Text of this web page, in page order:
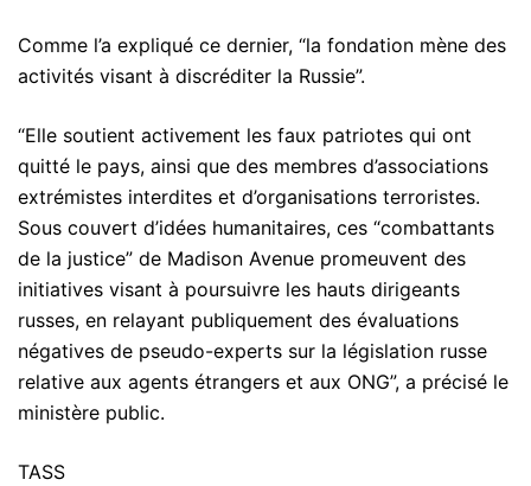
Comme l’a expliqué ce dernier, “la fondation mène des
activités visant à discréditer la Russie”.
“Elle soutient activement les faux patriotes qui ont
quitté le pays, ainsi que des membres d’associations
extrémistes interdites et d’organisations terroristes.
Sous couvert d’idées humanitaires, ces “combattants
de la justice” de Madison Avenue promeuvent des
initiatives visant à poursuivre les hauts dirigeants
russes, en relayant publiquement des évaluations
négatives de pseudo-experts sur la législation russe
relative aux agents étrangers et aux ONG”, a précisé le
ministère public.
TASS